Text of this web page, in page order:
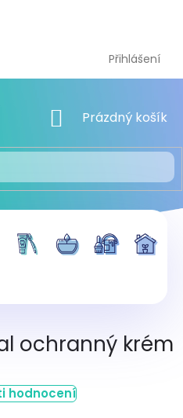
Přihlášení
NÁKUPNÍ KOŠÍK
Prázdný košík
ochranný krém
hodnocení